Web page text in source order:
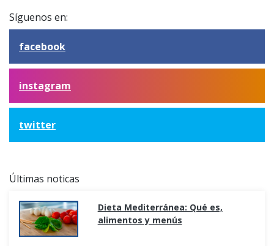
Síguenos en:
facebook
instagram
twitter
Últimas noticas
Dieta Mediterránea: Qué es,
alimentos y menús